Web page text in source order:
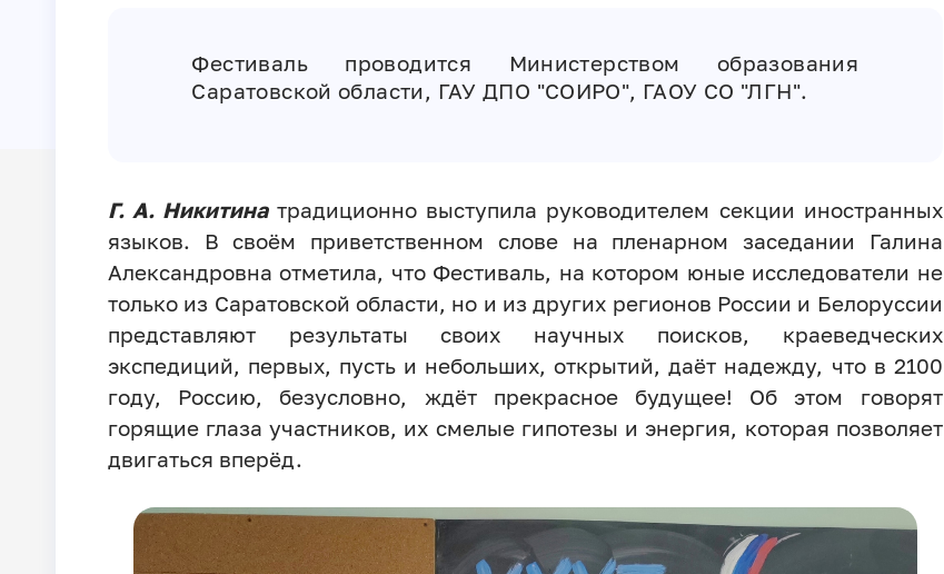
Фестиваль проводится Министерством образования
Саратовской области, ГАУ ДПО "СОИРО", ГАОУ СО "ЛГН".
Г. А. Никитинатрадиционно выступила руководителем секции иностранных
языков. В своём приветственном слове на пленарном заседании Галина
Александровна отметила, что Фестиваль, на котором юные исследователи не
только из Саратовской области, но и из других регионов России и Белоруссии
представляют результаты своих научных поисков, краеведческих
экспедиций, первых, пусть и небольших, открытий, даёт надежду, что в 2100
году, Россию, безусловно, ждёт прекрасное будущее! Об этом говорят
горящие глаза участников, их смелые гипотезы и энергия, которая позволяет
двигаться вперёд.